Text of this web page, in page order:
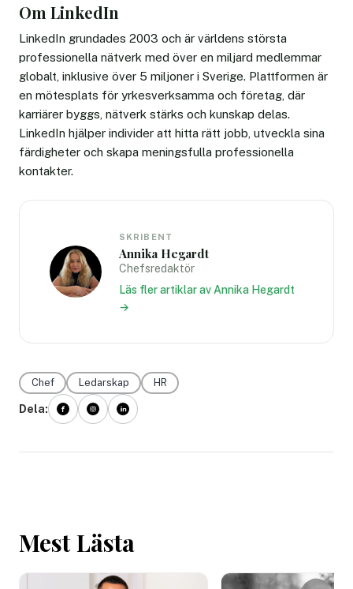
Om LinkedIn
LinkedIn grundades 2003 och är världens största
professionella nätverk med över en miljard medlemmar
globalt, inklusive över 5 miljoner i Sverige. Plattformen är
en mötesplats för yrkesverksamma och företag, där
karriärer byggs, nätverk stärks och kunskap delas.
LinkedIn hjälper individer att hitta rätt jobb, utveckla sina
färdigheter och skapa meningsfulla professionella
kontakter.
SKRIBENT
Annika Hegardt
Chefsredaktör
Läs fler artiklar av Annika Hegardt
→
Chef Ledarskap HR
Dela:
Mest Lästa